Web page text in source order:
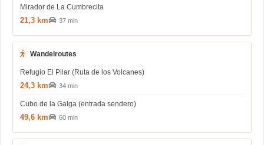
Mirador de La Cumbrecita
21,3 km 37 min
Wandelroutes
Refugio El Pilar (Ruta de los Volcanes)
24,3 km 34 min
Cubo de la Galga (entrada sendero)
49,6 km 60 min